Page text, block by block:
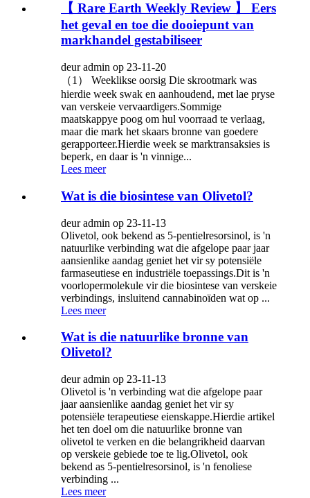
【 Rare Earth Weekly Review 】 Eers
het geval en toe die dooiepunt van
markhandel gestabiliseer
deur admin op 23-11-20
（1） Weeklikse oorsig Die skrootmark was
hierdie week swak en aanhoudend, met lae pryse
van verskeie vervaardigers.Sommige
maatskappye poog om hul voorraad te verlaag,
maar die mark het skaars bronne van goedere
gerapporteer.Hierdie week se marktransaksies is
beperk, en daar is 'n vinnige...
Lees meer
Wat is die biosintese van Olivetol?
deur admin op 23-11-13
Olivetol, ook bekend as 5-pentielresorsinol, is 'n
natuurlike verbinding wat die afgelope paar jaar
aansienlike aandag geniet het vir sy potensiële
farmaseutiese en industriële toepassings.Dit is 'n
voorlopermolekule vir die biosintese van verskeie
verbindings, insluitend cannabinoïden wat op ...
Lees meer
Wat is die natuurlike bronne van
Olivetol?
deur admin op 23-11-13
Olivetol is 'n verbinding wat die afgelope paar
jaar aansienlike aandag geniet het vir sy
potensiële terapeutiese eienskappe.Hierdie artikel
het ten doel om die natuurlike bronne van
olivetol te verken en die belangrikheid daarvan
op verskeie gebiede toe te lig.Olivetol, ook
bekend as 5-pentielresorsinol, is 'n fenoliese
verbinding ...
Lees meer